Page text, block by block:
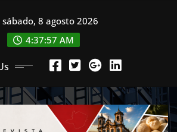
sábado, 8 agosto 2026
4:37:58 AM